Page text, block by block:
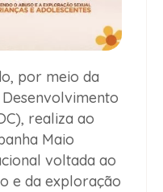
por meio da
realiza ao
Maio
voltada ao
e da exploração